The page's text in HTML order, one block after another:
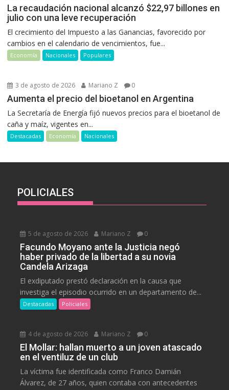
La recaudación nacional alcanzó $22,97 billones en
julio con una leve recuperación
El crecimiento del Impuesto a las Ganancias, favorecido por
cambios en el calendario de vencimientos, fue...
Economía Nacionales Populares
3 de agosto de 2026 Mariano Z 0
Aumenta el precio del bioetanol en Argentina
La Secretaría de Energía fijó nuevos precios para el bioetanol de
caña y maíz, vigentes en...
Destacadas Economía Nacionales
POLICIALES
5 de agosto de 2026 Mariano Z 0
Facundo Moyano ante la Justicia negó
haber privado de la libertad a su novia
Candela Arizaga
El exdiputado prestó declaración en la causa que
investiga el episodio ocurrido en un departamento de...
Destacadas Policiales
4 de agosto de 2026 Mariano Z 0
El Mollar: hallan muerto a un joven atascado
en el ventiluz de un club
La víctima fue identificada como Franco Damián
Álvarez, de 27 años, quien contaba con antecedentes